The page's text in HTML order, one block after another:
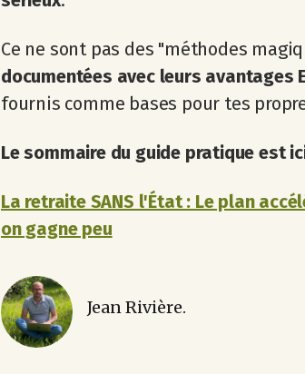
Ce ne sont pas des "méthodes
documentées avec leurs avantages
fournis comme bases pour tes
Le sommaire du guide pratique est
La retraite SANS l'État : Le plan
on gagne peu
Jean Rivière.